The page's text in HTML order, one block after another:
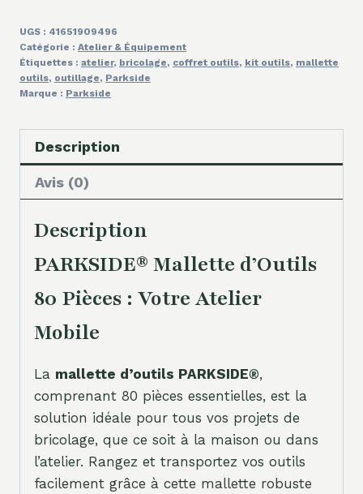
UGS : 41651909496
Catégorie : Atelier & Équipement
Étiquettes : atelier, bricolage, coffret outils, kit outils, mallette
outils, outillage, Parkside
Marque : Parkside
Description
Avis (0)
Description
PARKSIDE® Mallette d’Outils
80 Pièces : Votre Atelier
Mobile
La mallette d’outils PARKSIDE®,
comprenant 80 pièces essentielles, est la
solution idéale pour tous vos projets de
bricolage, que ce soit à la maison ou dans
l’atelier. Rangez et transportez vos outils
facilement grâce à cette mallette robuste